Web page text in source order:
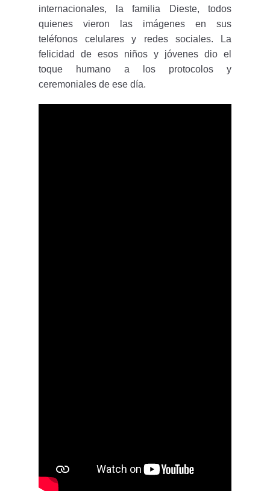
internacionales, la familia Dieste, todos
quienes vieron las imágenes en sus
teléfonos celulares y redes sociales. La
felicidad de esos niños y jóvenes dio el
toque humano a los protocolos y
ceremoniales de ese día.